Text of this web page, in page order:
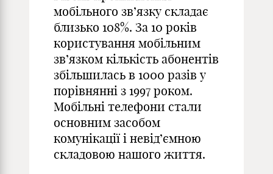
мобільного зв’язку складає
близько 108%. За 10 років
користування мобільним
зв’язком кількість абонентів
збільшилась в 1000 разів у
порівнянні з 1997 роком.
Мобільні телефони стали
основним засобом
комунікації і невід’ємною
складовою нашого життя.